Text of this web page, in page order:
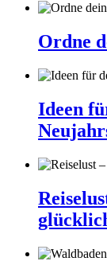
Ordne
Ideen